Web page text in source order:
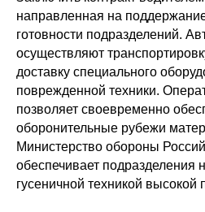
направленная на
готовности подразделений.
осуществляют
доставку специального
поврежденной техники.
позволяет своевременно
оборонительные рубежи
Министерство обороны
обеспечивает подразделения
гусеничной техникой высокой